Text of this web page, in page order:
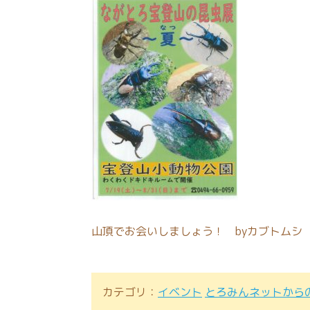
山頂でお会いしましょう！ byカブトムシ
カテゴリ： イベント とろみんネットから